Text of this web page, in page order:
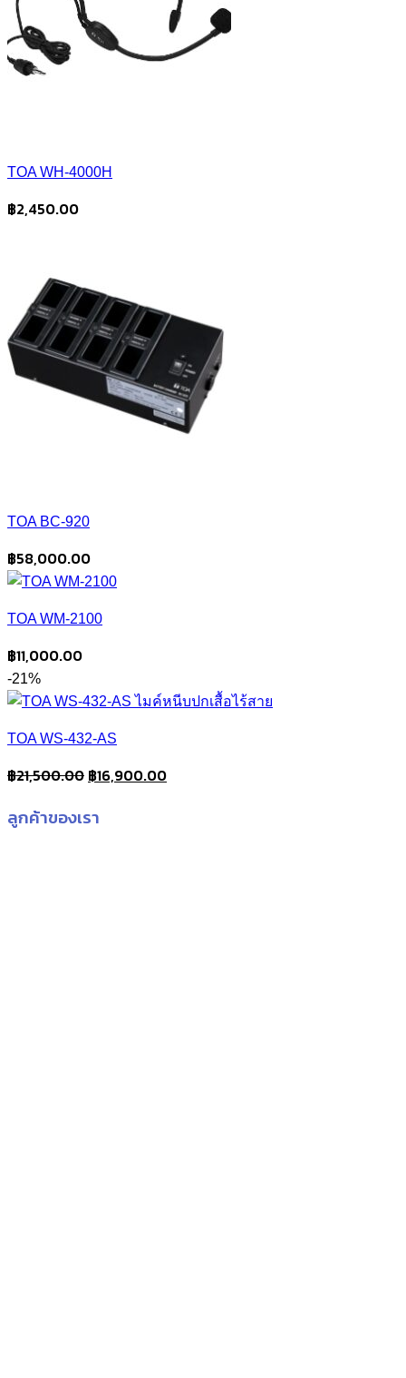
TOA WH-4000H
฿2,450.00
TOA BC-920
฿58,000.00
TOA WM-2100
฿11,000.00
-21%
TOA WS-432-AS
฿21,500.00 Original
was:
฿16,900.00Current
ลูกค้าของเรา